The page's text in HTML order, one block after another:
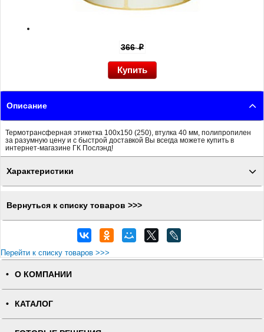
366p
Описание
Термотрансферная этикетка 100x150 (250), втулка 40 мм, полипропилен
за разумную цену и с быстрой доставкой Вы всегда можете купить в
интернет-магазине ГК Послэнд!
Характеристики
Вернуться к списку товаров >>>
Перейти к списку товаров >>>
О КОМПАНИИ
КАТАЛОГ